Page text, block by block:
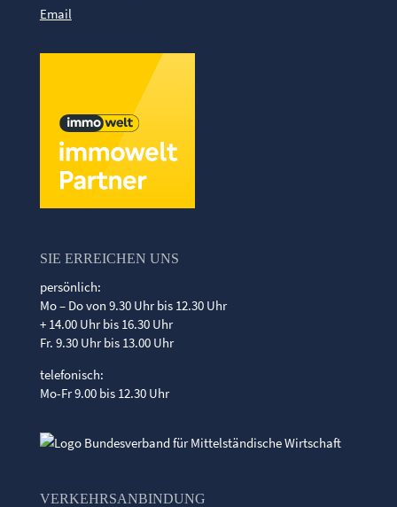
Email
SIE ERREICHEN UNS
persönlich:
Mo – Do von 9.30 Uhr bis 12.30 Uhr
+ 14.00 Uhr bis 16.30 Uhr
Fr. 9.30 Uhr bis 13.00 Uhr
telefonisch:
Mo-Fr 9.00 bis 12.30 Uhr
VERKEHRSANBINDUNG